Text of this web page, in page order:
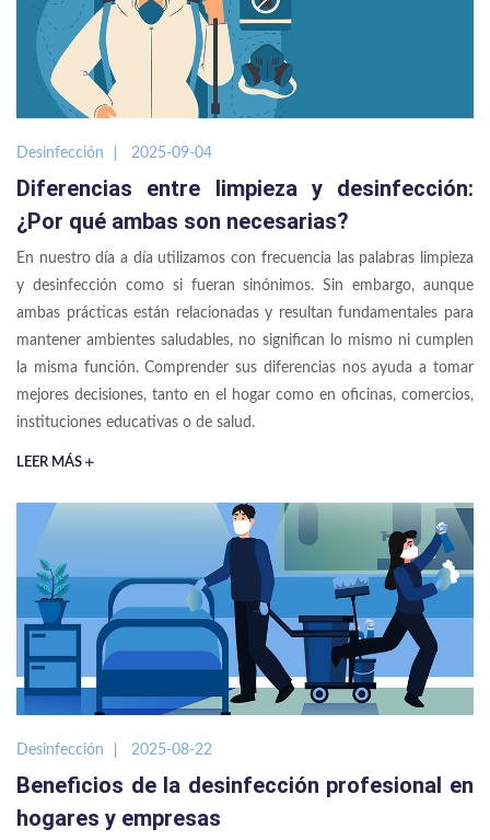
Desinfección 2025-09-04
Diferencias entre limpieza y desinfección:
¿Por qué ambas son necesarias?
En nuestro día a día utilizamos con frecuencia las palabras limpieza
y desinfección como si fueran sinónimos. Sin embargo, aunque
ambas prácticas están relacionadas y resultan fundamentales para
mantener ambientes saludables, no significan lo mismo ni cumplen
la misma función. Comprender sus diferencias nos ayuda a tomar
mejores decisiones, tanto en el hogar como en oficinas, comercios,
instituciones educativas o de salud.
LEER MÁS
Desinfección 2025-08-22
Beneficios de la desinfección profesional en
hogares y empresas